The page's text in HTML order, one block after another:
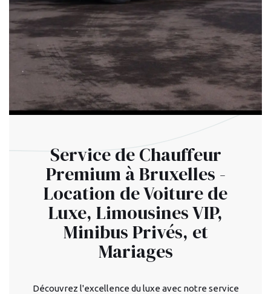
Service de Chauffeur
Premium à Bruxelles -
Location de Voiture de
Luxe, Limousines VIP,
Minibus Privés, et
Mariages
Découvrez l'excellence du luxe avec notre service